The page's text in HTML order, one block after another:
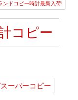
ンドコピー時計最新入荷!
コピー
ーパーコピー